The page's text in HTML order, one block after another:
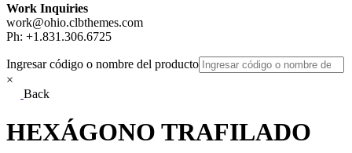
Work Inquiries
work@ohio.clbthemes.com
Ph: +1.831.306.6725
Ingresar código o nombre del producto
×
Back
HEXÁGONO TRAFILADO